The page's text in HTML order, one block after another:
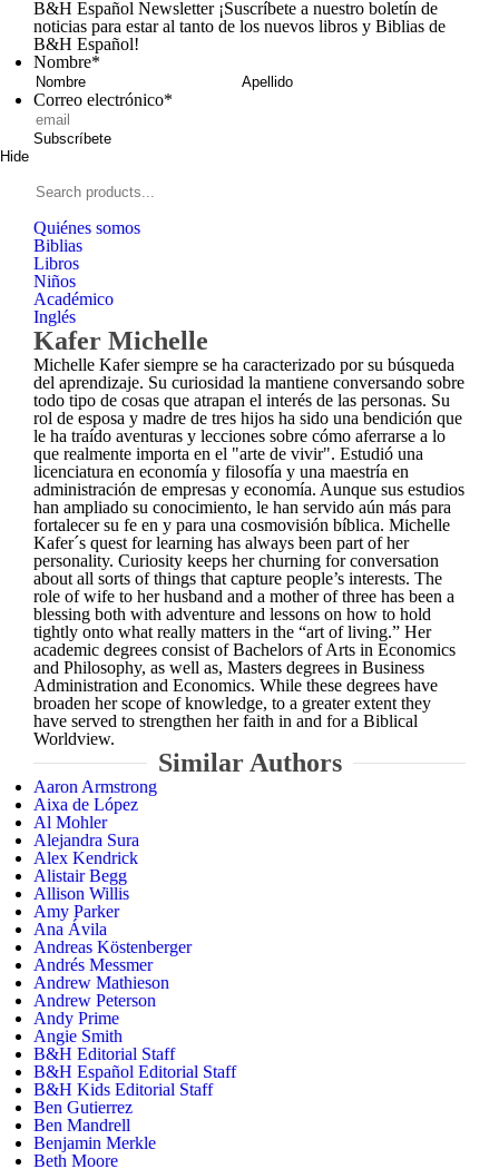
B&H Español Newsletter ¡Suscríbete a nuestro boletín de
noticias para estar al tanto de los nuevos libros y Biblias de
B&H Español!
Nombre*
Nombre
Correo electrónico*
Subscríbete
Hide
Español
Quiénes somos
Biblias
Libros
Niños
Académico
Inglés
Kafer Michelle
Michelle Kafer siempre se ha caracterizado por su búsqueda
del aprendizaje. Su curiosidad la mantiene conversando sobre
todo tipo de cosas que atrapan el interés de las personas. Su
rol de esposa y madre de tres hijos ha sido una bendición que
le ha traído aventuras y lecciones sobre cómo aferrarse a lo
que realmente importa en el "arte de vivir". Estudió una
licenciatura en economía y filosofía y una maestría en
administración de empresas y economía. Aunque sus estudios
han ampliado su conocimiento, le han servido aún más para
fortalecer su fe en y para una cosmovisión bíblica. Michelle
Kafer´s quest for learning has always been part of her
personality. Curiosity keeps her churning for conversation
about all sorts of things that capture people’s interests. The
role of wife to her husband and a mother of three has been a
blessing both with adventure and lessons on how to hold
tightly onto what really matters in the “art of living.” Her
academic degrees consist of Bachelors of Arts in Economics
and Philosophy, as well as, Masters degrees in Business
Administration and Economics. While these degrees have
broaden her scope of knowledge, to a greater extent they
have served to strengthen her faith in and for a Biblical
Worldview.
Similar Authors
Aaron Armstrong
Aixa de López
Al Mohler
Alejandra Sura
Alex Kendrick
Alistair Begg
Allison Willis
Amy Parker
Ana Ávila
Andreas Köstenberger
Andrés Messmer
Andrew Mathieson
Andrew Peterson
Andy Prime
Angie Smith
B&H Editorial Staff
B&H Español Editorial Staff
B&H Kids Editorial Staff
Ben Gutierrez
Ben Mandrell
Benjamin Merkle
Beth Moore